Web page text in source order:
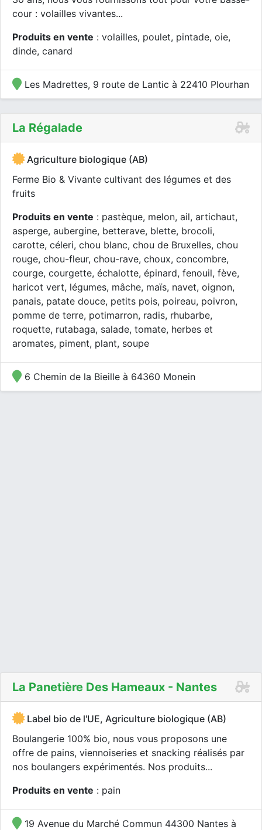
cour : volailles vivantes...
Produits en vente : volailles, poulet, pintade, oie,
dinde, canard
Les Madrettes, 9 route de Lantic à 22410 Plourhan
La Régalade
Agriculture biologique (AB)
Ferme Bio & Vivante cultivant des légumes et des
fruits
Produits en vente : pastèque, melon, ail, artichaut,
asperge, aubergine, betterave, blette, brocoli,
carotte, céleri, chou blanc, chou de Bruxelles, chou
rouge, chou-fleur, chou-rave, choux, concombre,
courge, courgette, échalotte, épinard, fenouil, fève,
haricot vert, légumes, mâche, maïs, navet, oignon,
panais, patate douce, petits pois, poireau, poivron,
pomme de terre, potimarron, radis, rhubarbe,
roquette, rutabaga, salade, tomate, herbes et
aromates, piment, plant, soupe
6 Chemin de la Bieille à 64360 Monein
La Panetière Des Hameaux - Nantes
Label bio de l'UE, Agriculture biologique (AB)
Boulangerie 100% bio, nous vous proposons une
offre de pains, viennoiseries et snacking réalisés par
nos boulangers expérimentés. Nos produits...
Produits en vente : pain
19 Avenue du Marché Commun 44300 Nantes à